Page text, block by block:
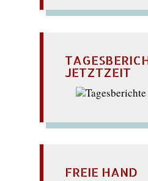
JETZTZEIT
FREIE HAND